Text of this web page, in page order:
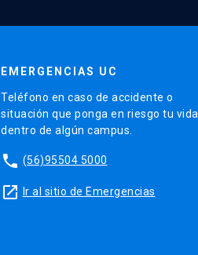
EMERGENCIAS UC
Teléfono en caso de accidente o
situación que ponga en riesgo tu vida
dentro de algún campus.
phone (56)95504 5000
launch Ir al sitio de Emergencias